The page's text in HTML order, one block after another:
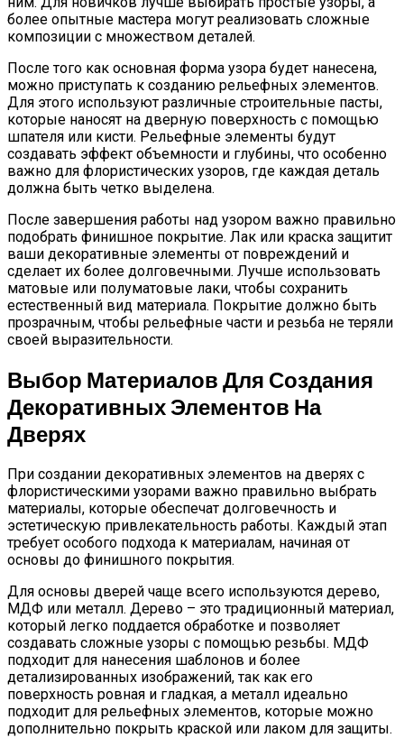
более опытные мастера могут реализовать сложные
композиции с множеством деталей.
После того как основная форма узора будет нанесена,
можно приступать к созданию рельефных элементов.
Для этого используют различные строительные пасты,
которые наносят на дверную поверхность с помощью
шпателя или кисти. Рельефные элементы будут
создавать эффект объемности и глубины, что особенно
важно для флористических узоров, где каждая деталь
должна быть четко выделена.
После завершения работы над узором важно правильно
подобрать финишное покрытие. Лак или краска защитит
ваши декоративные элементы от повреждений и
сделает их более долговечными. Лучше использовать
матовые или полуматовые лаки, чтобы сохранить
естественный вид материала. Покрытие должно быть
прозрачным, чтобы рельефные части и резьба не теряли
своей выразительности.
Выбор Материалов Для Создания
Декоративных Элементов На
Дверях
При создании декоративных элементов на дверях с
флористическими узорами важно правильно выбрать
материалы, которые обеспечат долговечность и
эстетическую привлекательность работы. Каждый этап
требует особого подхода к материалам, начиная от
основы до финишного покрытия.
Для основы дверей чаще всего используются дерево,
МДФ или металл. Дерево – это традиционный материал,
который легко поддается обработке и позволяет
создавать сложные узоры с помощью резьбы. МДФ
подходит для нанесения шаблонов и более
детализированных изображений, так как его
поверхность ровная и гладкая, а металл идеально
подходит для рельефных элементов, которые можно
дополнительно покрыть краской или лаком для защиты.